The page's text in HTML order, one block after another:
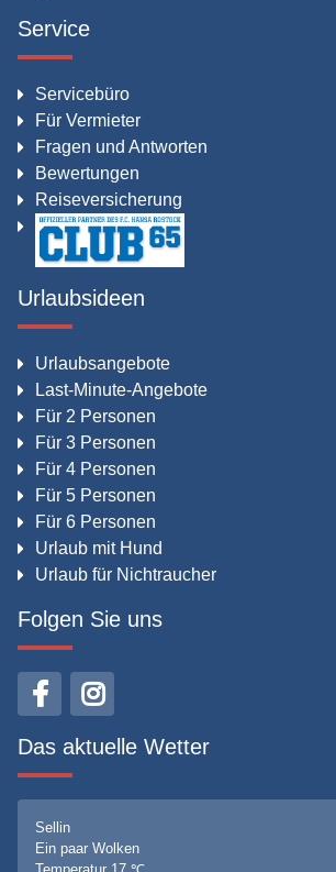
Service
Servicebüro
Für Vermieter
Fragen und Antworten
Bewertungen
Reiseversicherung
Urlaubsideen
Urlaubsangebote
Last-Minute-Angebote
Für 2 Personen
Für 3 Personen
Für 4 Personen
Für 5 Personen
Für 6 Personen
Urlaub mit Hund
Urlaub für Nichtraucher
Folgen Sie uns
Das aktuelle Wetter
Sellin
Ein paar Wolken